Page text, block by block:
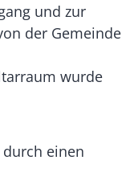
und zur
der Gemeinde
wurde
durch einen